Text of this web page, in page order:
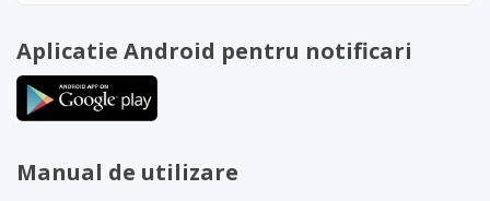
Aplicatie Android pentru notificari
Manual de utilizare